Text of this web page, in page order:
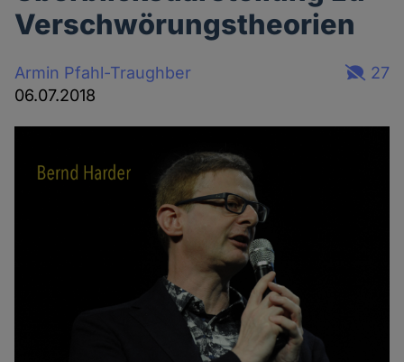
Verschwörungstheorien
Armin Pfahl-Traughber
06.07.2018
27